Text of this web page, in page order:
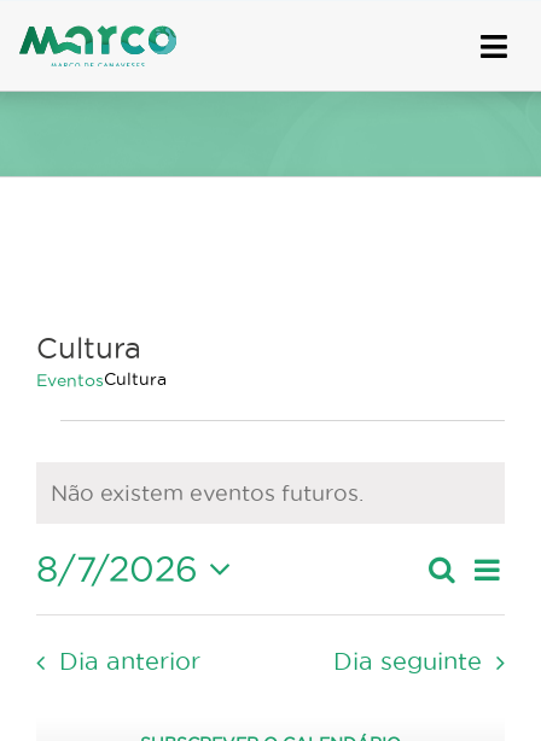
to
Cultura
EventosCultura
2026
Aviso
Não existem eventos futuros.
Navegação
de
pesquisa
Dia
8/7/2026
Selecione
data.
Dia anterior Dia seguinte